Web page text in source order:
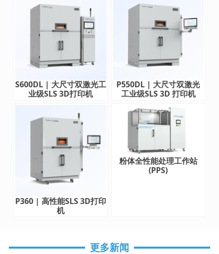
S600DL | 大尺寸双激光工
业级SLS 3D打印机
P550DL | 大尺寸双激光
工业级SLS 3D 打印机
P360 | 高性能SLS 3D打印
机
粉体全性能处理工作站
(PPS)
更多新闻